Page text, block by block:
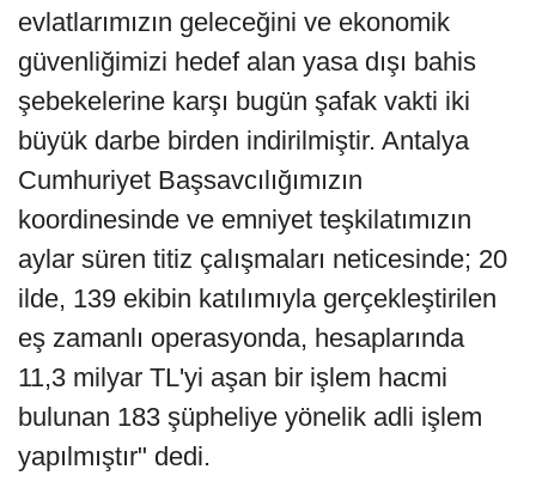
evlatlarımızın geleceğini ve ekonomik
güvenliğimizi hedef alan yasa dışı bahis
şebekelerine karşı bugün şafak vakti iki
büyük darbe birden indirilmiştir. Antalya
Cumhuriyet Başsavcılığımızın
koordinesinde ve emniyet teşkilatımızın
aylar süren titiz çalışmaları neticesinde; 20
ilde, 139 ekibin katılımıyla gerçekleştirilen
eş zamanlı operasyonda, hesaplarında
11,3 milyar TL'yi aşan bir işlem hacmi
bulunan 183 şüpheliye yönelik adli işlem
yapılmıştır" dedi.